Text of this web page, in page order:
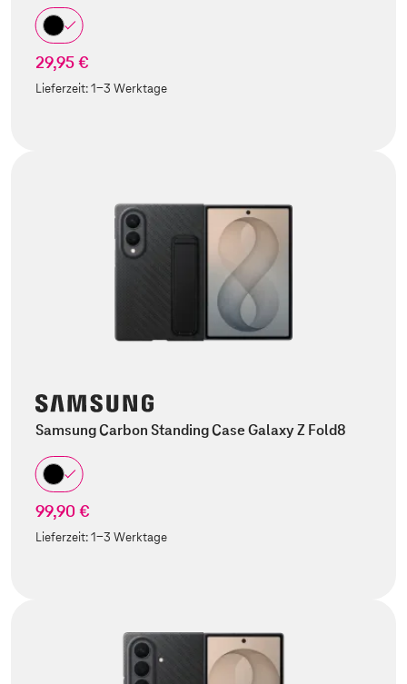
29,95 €
Lieferzeit:1-3 Werktage
Samsung Carbon Standing Case Galaxy Z Fold8
99,90 €
Lieferzeit:1-3 Werktage